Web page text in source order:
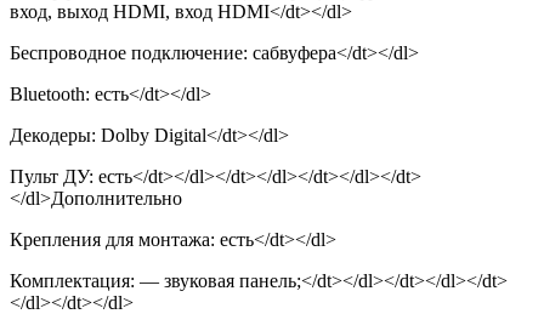
вход, выход HDMI, вход HDMI</dt></dl>
Беспроводное подключение: сабвуфера</dt></dl>
Bluetooth: есть</dt></dl>
Декодеры: Dolby Digital</dt></dl>
Пульт ДУ: есть</dt></dl></dt></dl></dt></dl></dt>
</dl>Дополнительно
Крепления для монтажа: есть</dt></dl>
Комплектация: — звуковая панель;</dt></dl></dt></dl></dt>
</dl></dt></dl>